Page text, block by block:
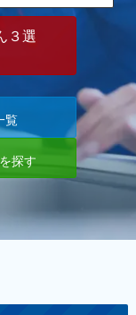
３選
覧
探す